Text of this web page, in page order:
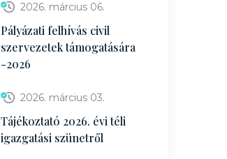
2026. március 06.
Pályázati felhívás civil
szervezetek támogatására
-2026
2026. március 03.
Tájékoztató 2026. évi téli
igazgatási szünetről